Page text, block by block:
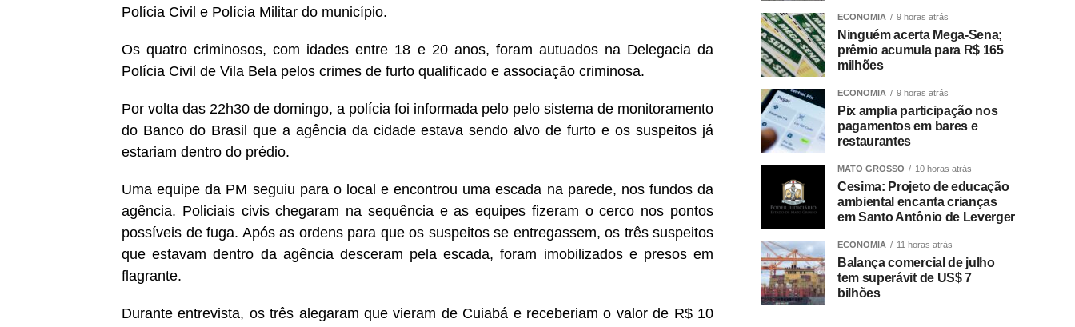
Polícia Civil e Polícia Militar do município.
Os quatro criminosos, com idades entre 18 e 20 anos, foram autuados na Delegacia da
Polícia Civil de Vila Bela pelos crimes de furto qualificado e associação criminosa.
Por volta das 22h30 de domingo, a polícia foi informada pelo pelo sistema de monitoramento
do Banco do Brasil que a agência da cidade estava sendo alvo de furto e os suspeitos já
estariam dentro do prédio.
Uma equipe da PM seguiu para o local e encontrou uma escada na parede, nos fundos da
agência. Policiais civis chegaram na sequência e as equipes fizeram o cerco nos pontos
possíveis de fuga. Após as ordens para que os suspeitos se entregassem, os três suspeitos
que estavam dentro da agência desceram pela escada, foram imobilizados e presos em
flagrante.
Durante entrevista, os três alegaram que vieram de Cuiabá e receberiam o valor de R$ 10
ECONOMIA 9 horas atrás
Ninguém acerta Mega-Sena;
prêmio acumula para R$ 165
milhões
ECONOMIA 9 horas atrás
Pix amplia participação nos
pagamentos em bares e
restaurantes
MATO GROSSO 10 horas atrás
Cesima: Projeto de educação
ambiental encanta crianças
em Santo Antônio de Leverger
ECONOMIA 11 horas atrás
Balança comercial de julho
tem superávit de US$ 7
bilhões